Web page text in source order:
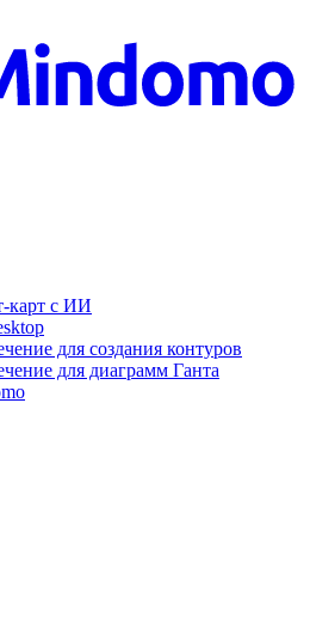
карт с ИИ
для создания контуров
для диаграмм Ганта